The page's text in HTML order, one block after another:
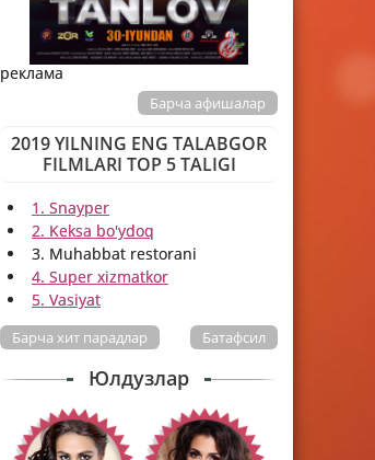
реклама
Барча афишалар
2019 YILNING ENG TALABGOR
FILMLARI TOP 5 TALIGI
1. Snayper
2. Keksa bo'ydoq
3. Muhabbat restorani
4. Super xizmatkor
5. Vasiyat
Батафсил
Барча хит парадлар
Юлдузлар